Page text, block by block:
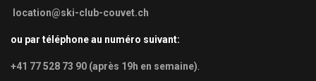
location@ski-club-couvet.ch
ou par téléphone au numéro suivant:
+41 77 528 73 90 (après 19h en semaine)